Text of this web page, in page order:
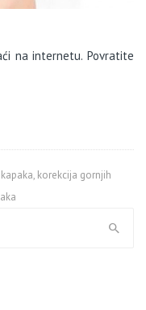
na internetu. Povratite
, korekcija gornjih